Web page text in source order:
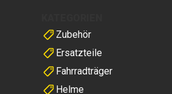
Zubehör
Ersatzteile
Fahrradträger
Helme